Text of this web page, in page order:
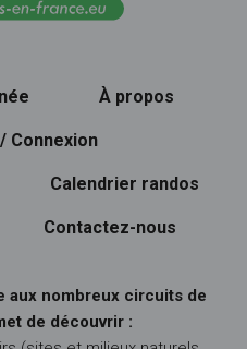
À propos
Connexion
Calendrier randos
Contactez-nous
aux nombreux circuits de
de découvrir :